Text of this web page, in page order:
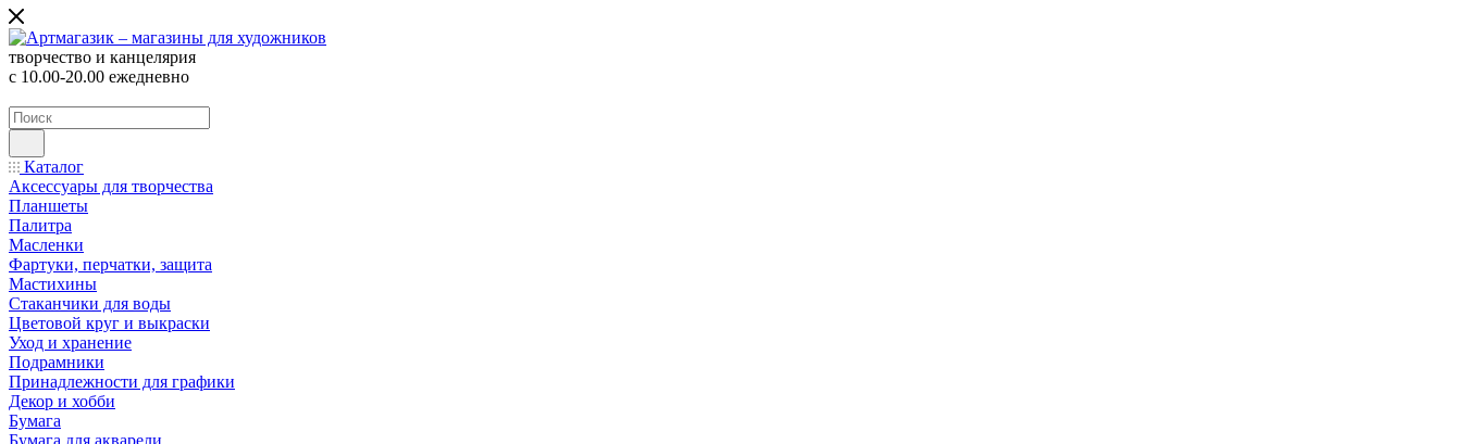
творчество и канцелярия
с 10.00-20.00 ежедневно
Каталог
Аксессуары для творчества
Планшеты
Палитра
Масленки
Фартуки, перчатки, защита
Мастихины
Стаканчики для воды
Цветовой круг и выкраски
Уход и хранение
Подрамники
Принадлежности для графики
Декор и хобби
Бумага
Бумага для акварели